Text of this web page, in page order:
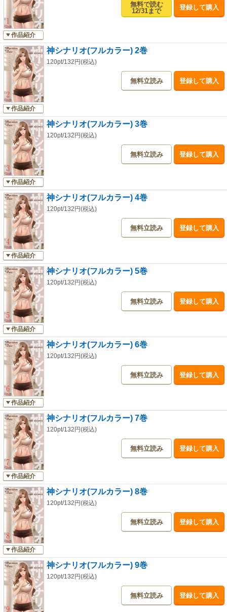
作品紹介
無料で読む
12/31まで
登録して購入
作品紹介
神シナリオ(フルカラー) 2巻
120pt/132円(税込)
無料立読み 登録して購入
作品紹介
神シナリオ(フルカラー) 3巻
120pt/132円(税込)
無料立読み 登録して購入
作品紹介
神シナリオ(フルカラー) 4巻
120pt/132円(税込)
無料立読み 登録して購入
作品紹介
神シナリオ(フルカラー) 5巻
120pt/132円(税込)
無料立読み 登録して購入
作品紹介
神シナリオ(フルカラー) 6巻
120pt/132円(税込)
無料立読み 登録して購入
作品紹介
神シナリオ(フルカラー) 7巻
120pt/132円(税込)
無料立読み 登録して購入
作品紹介
神シナリオ(フルカラー) 8巻
120pt/132円(税込)
無料立読み 登録して購入
神シナリオ(フルカラー) 9巻
120pt/132円(税込)
無料立読み 登録して購入